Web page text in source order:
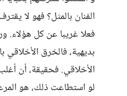
الفنان بالمثل؟ فهو لا
فعلا غريبا عن كل هؤلاء.
بديهية، فالخرق الأخلاقي
الأخلاقي. فحقيقة، أن
لو استطاعت ذلك، هو